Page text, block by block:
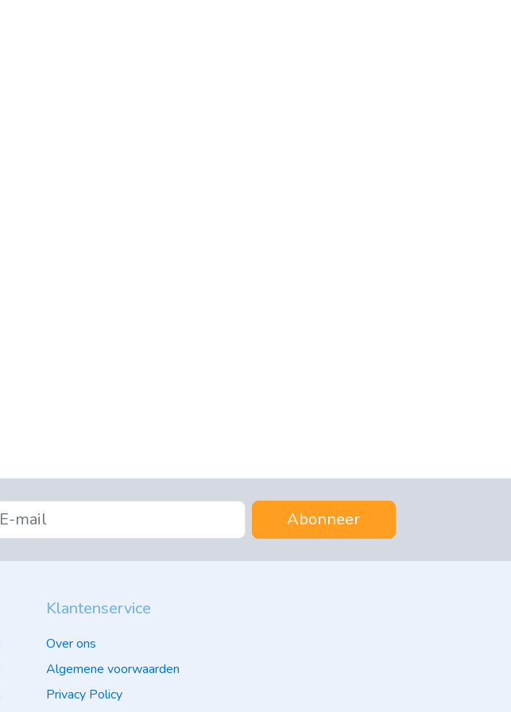
Abonneer
Klantenservice
Over ons
Algemene voorwaarden
Privacy Policy